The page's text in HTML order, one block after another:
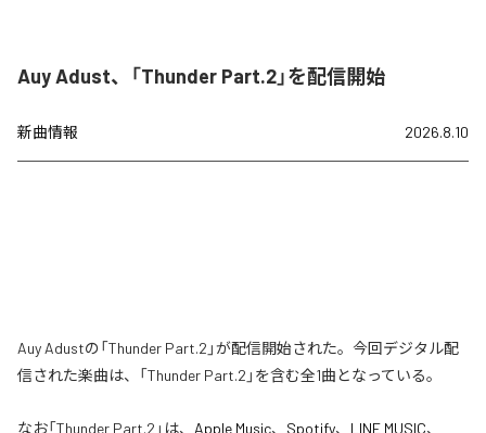
Auy Adust、「Thunder Part.2」を配信開始
新曲情報 2026.8.10
Auy Adustの「Thunder Part.2」が配信開始された。今回デジタル配
信された楽曲は、「Thunder Part.2」を含む全1曲となっている。
なお「Thunder Part.2 」は、 Apple Music、 Spotify、 LINE MUSIC、